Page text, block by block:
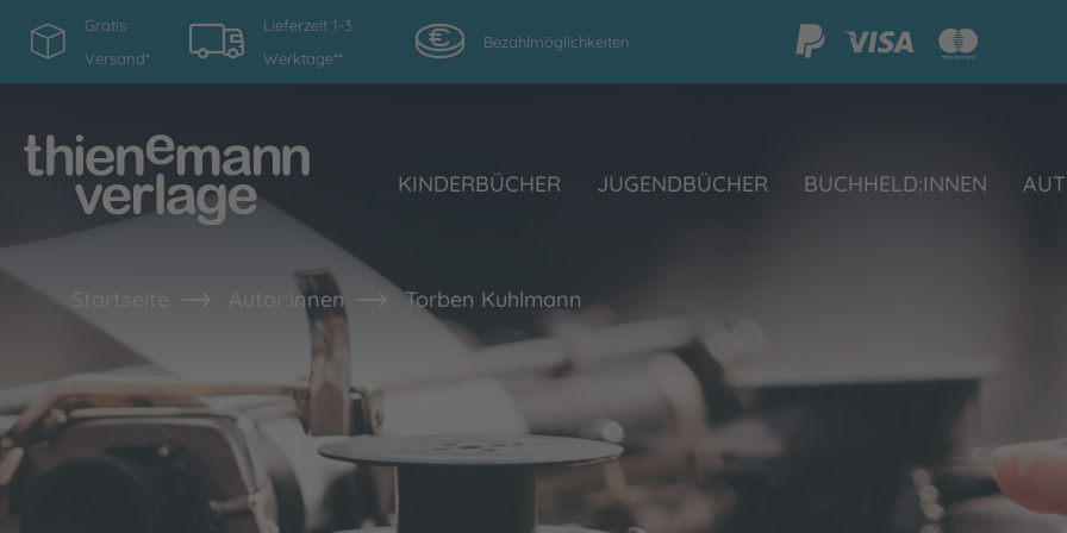
Gratis
Versand*
Lieferzeit 1-3
Werktage**
Bezahlmöglichkeiten
KINDERBÜCHER JUGENDBÜCHER BUCHHELD:INNEN
Startseite Autor:innen Torben Kuhlmann